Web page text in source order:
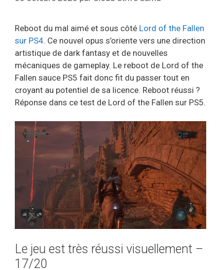
Reboot du mal aimé et sous côté Lord of the Fallen
sur PS4. Ce nouvel opus s’oriente vers une direction
artistique de dark fantasy et de nouvelles
mécaniques de gameplay. Le reboot de Lord of the
Fallen sauce PS5 fait donc fit du passer tout en
croyant au potentiel de sa licence. Reboot réussi ?
Réponse dans ce test de Lord of the Fallen sur PS5.
Le jeu est très réussi visuellement –
17/20